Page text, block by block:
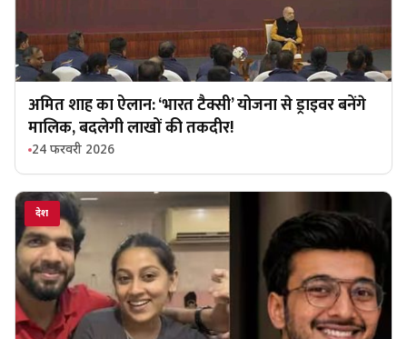
अमित शाह का ऐलान: ‘भारत टैक्सी’ योजना से ड्राइवर बनेंगे
मालिक, बदलेगी लाखों की तकदीर!
24 फरवरी 2026
देश